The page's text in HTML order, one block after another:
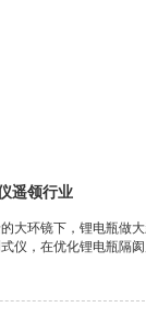
遥领行业
大环镜下，锂电瓶做
仪，在优化锂电瓶隔